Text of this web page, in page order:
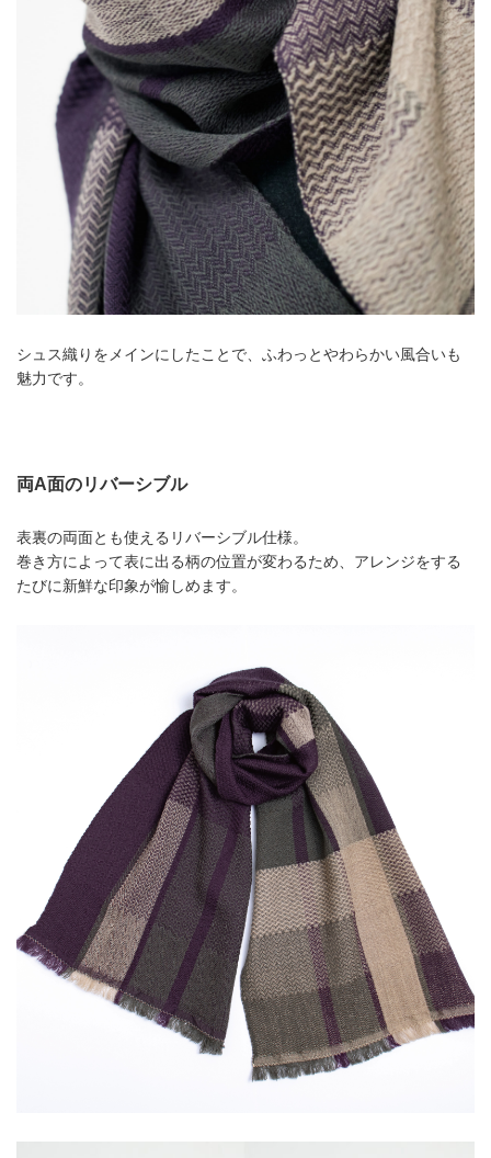
シュス織りをメインにしたことで、ふわっとやわらかい風合いも
魅力です。
両A面のリバーシブル
表裏の両面とも使えるリバーシブル仕様。
巻き方によって表に出る柄の位置が変わるため、アレンジをする
たびに新鮮な印象が愉しめます。